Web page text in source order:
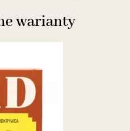
warianty